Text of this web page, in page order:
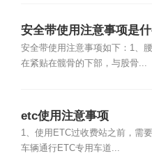
安全带使用注意事项是
安全带使用注意事项如下：1、
在紧贴在髋骨的下部，与股骨...
etc使用注意事项
1、使用ETC过收费站之前，需
车辆通行ETC专用车道...